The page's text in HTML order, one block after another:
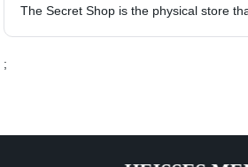
The Secret Shop is the physical store
;